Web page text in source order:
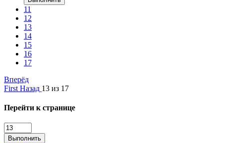
11
12
13
14
15
16
17
Вперёд
First Назад 13 из 17
Перейти к странице
Выполнить